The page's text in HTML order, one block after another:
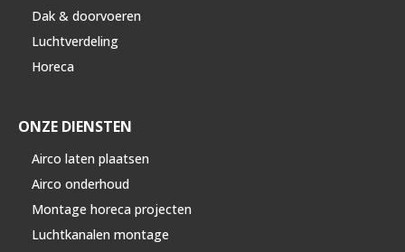
Dak & doorvoeren
Luchtverdeling
Horeca
ONZE DIENSTEN
Airco laten plaatsen
Airco onderhoud
Montage horeca projecten
Luchtkanalen montage